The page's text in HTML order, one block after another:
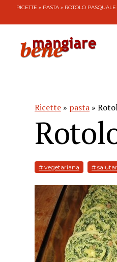
RICETTE » PASTA » ROTOLO
Ricette » pasta »
# vegetariana #